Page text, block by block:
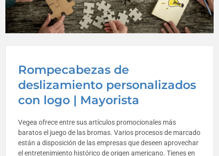
Rompecabezas de
deslizamiento personalizados
con logo | Mayorista
Vegea ofrece entre sus artículos promocionales más
baratos el juego de las bromas. Varios procesos de marcado
están a disposición de las empresas que deseen aprovechar
el entretenimiento histórico de origen americano. Tienes en